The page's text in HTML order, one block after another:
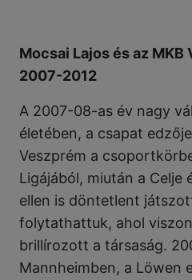
Mocsai Lajos és az MKB
2007-2012
A 2007-08-as év nagy
életében, a csapat
Veszprém a
Ligájából, miután a Celje
ellen is döntetlent
folytathattuk, ahol
brillírozott a társaság.
Mannheimben, a Löwen